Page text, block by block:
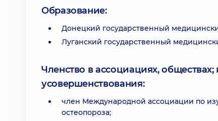
Образование:
Донецкий государственный
Луганский государственный
Членство в ассоциациях,
усовершенствования:
член Международной ассоциации по
остеопороза;